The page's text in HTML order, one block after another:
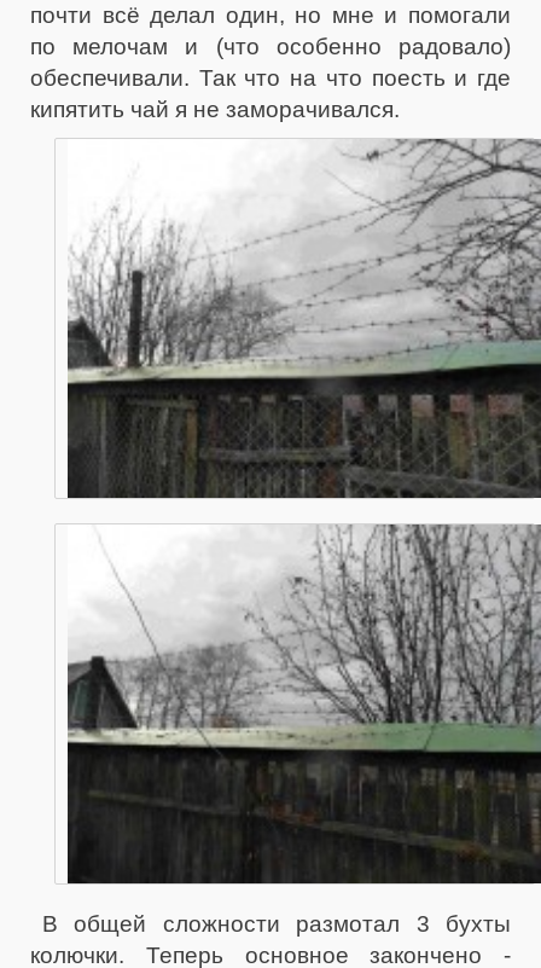
почти всё делал один, но мне и помогали
по мелочам и (что особенно радовало)
обеспечивали. Так что на что поесть и где
кипятить чай я не заморачивался.
В общей сложности размотал 3 бухты
колючки. Теперь основное закончено -